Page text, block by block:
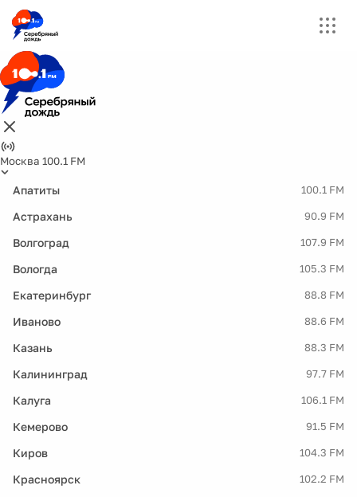
Москва 100.1 FM
Апатиты 100.1 FM
Астрахань 90.9 FM
Волгоград 107.9 FM
Вологда 105.3 FM
Екатеринбург 88.8 FM
Иваново 88.6 FM
Казань 88.3 FM
Калининград 97.7 FM
Калуга 106.1 FM
Кемерово 91.5 FM
Киров 104.3 FM
Красноярск 102.2 FM